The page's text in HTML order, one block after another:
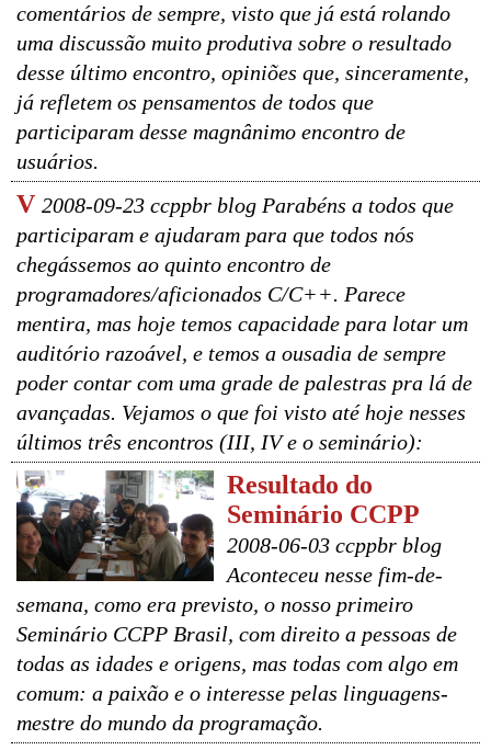
comentários de sempre, visto que já está rolando
uma discussão muito produtiva sobre o resultado
desse último encontro, opiniões que, sinceramente,
já refletem os pensamentos de todos que
participaram desse magnânimo encontro de
usuários.
V 2008-09-23 ccppbr blog Parabéns a todos que
participaram e ajudaram para que todos nós
chegássemos ao quinto encontro de
programadores/aficionados C/C++. Parece
mentira, mas hoje temos capacidade para lotar um
auditório razoável, e temos a ousadia de sempre
poder contar com uma grade de palestras pra lá de
avançadas. Vejamos o que foi visto até hoje nesses
últimos três encontros (III, IV e o seminário):
Resultado do
Seminário CCPP
2008-06-03 ccppbr blog
Aconteceu nesse fim-de-
semana, como era previsto, o nosso primeiro
Seminário CCPP Brasil, com direito a pessoas de
todas as idades e origens, mas todas com algo em
comum: a paixão e o interesse pelas linguagens-
mestre do mundo da programação.